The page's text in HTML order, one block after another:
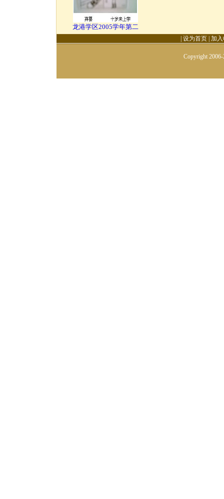
龙港学区2005学年第二
设为首页 加
Copyright